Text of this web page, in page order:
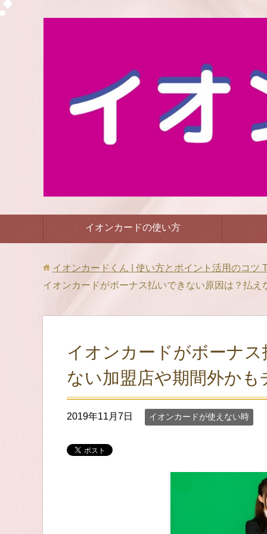
イオンカードの使い方
イオンカードくん | 使い方とポイント活用のコツ
イオンカードがボーナス払いできない原因は？払
イオンカードがボーナ
ない加盟店や期間外かも
2019年11月7日 イオンカードが使えない時